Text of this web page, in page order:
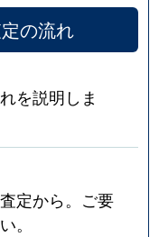
の流れ
を説明しま
定から。ご要
。